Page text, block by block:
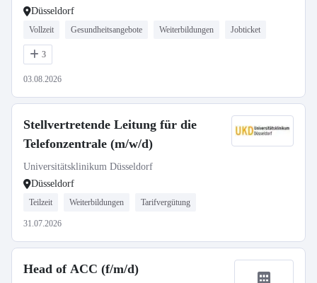
Düsseldorf
Vollzeit Gesundheitsangebote Weiterbildungen Jobticket
3
03.08.2026
Stellvertretende Leitung für die
Telefonzentrale (m/w/d)
Universitätsklinikum Düsseldorf
Düsseldorf
Teilzeit Weiterbildungen Tarifvergütung
31.07.2026
Head of ACC (f/m/d)